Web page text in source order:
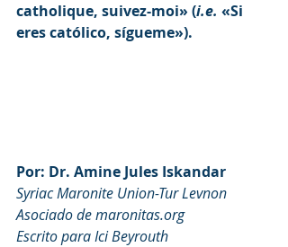
catholique, suivez-moi» (i.e. «Si
eres católico, sígueme»).
Por: Dr. Amine Jules Iskandar
Syriac Maronite Union-Tur Levnon
Asociado de maronitas.org
Escrito para Ici Beyrouth